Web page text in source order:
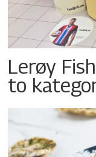
Lerøy
to